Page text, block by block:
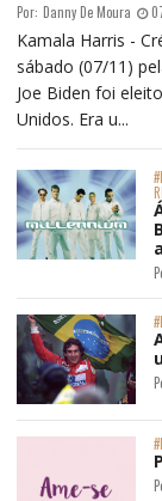
Por: Danny De Moura
Kamala Harris -
sábado (07/11)
Joe Biden foi
Unidos. Era u...